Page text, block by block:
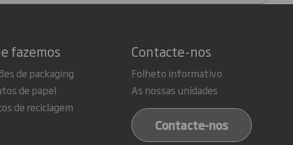
fazemos
de packaging
de papel
de reciclagem
Contacte-nos
Folheto informativo
As nossas unidades
Contacte-nos